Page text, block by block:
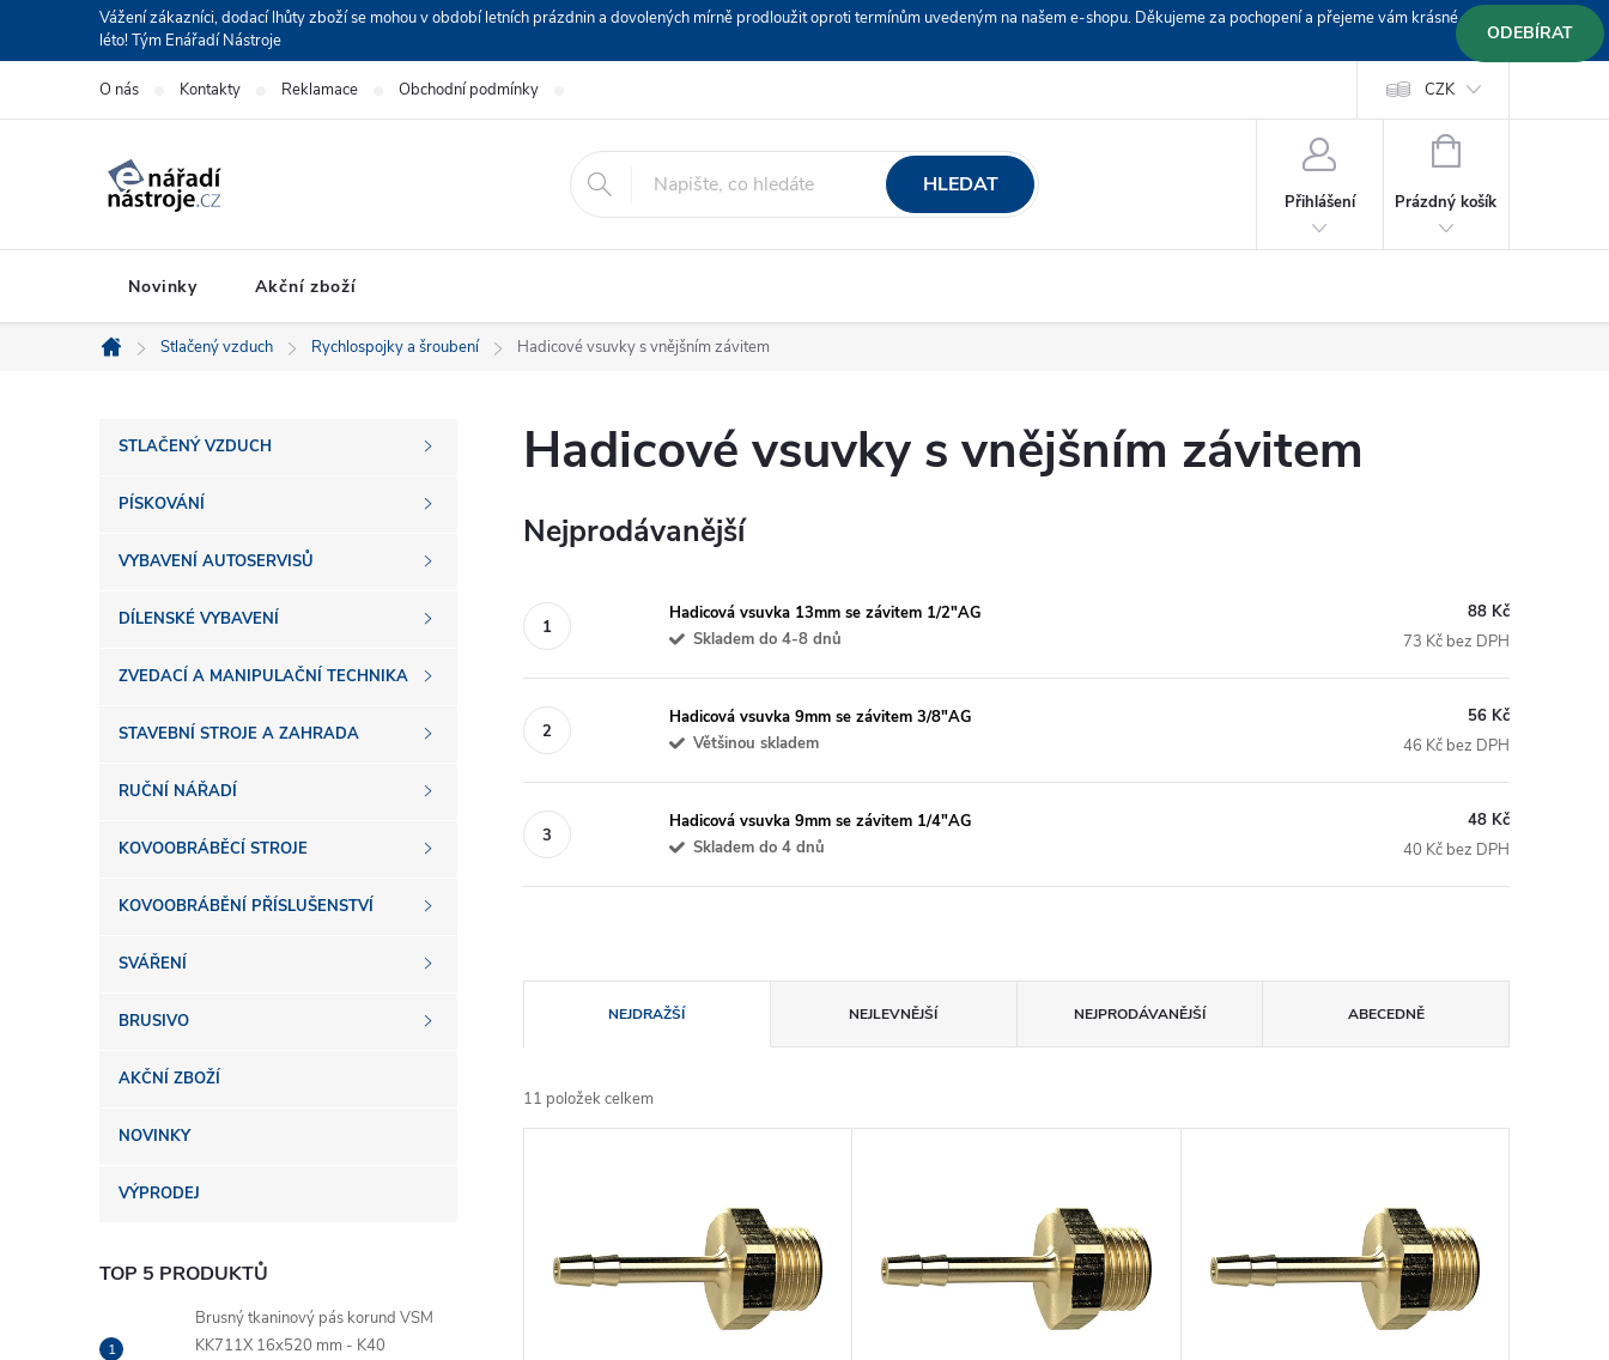
Vážení zákazníci, dodací lhůty zboží se mohou v období letních prázdnin a dovolených mírně prodloužit oproti termínům uvedeným na našem e-shopu. Děkujeme za pochopení a přejeme vám krásné
léto! Tým Enářadí Nástroje
O nás Kontakty Reklamace Obchodní podmínky Platba GoPay +420 603 319382
CZK
HLEDAT
Přihlášení
NÁKUPNÍ
Prázdný košík
Novinky Akční zboží
Domů
Stlačený vzduch Rychlospojky a šroubení Hadicové vsuvky s vnějšním závitem
P
o
s
a
n
n
p
a
n
STLAČENÝ VZDUCH
PÍSKOVÁNÍ
VYBAVENÍ AUTOSERVISŮ
DÍLENSKÉ VYBAVENÍ
ZVEDACÍ A MANIPULAČNÍ TECHNIKA
STAVEBNÍ STROJE A ZAHRADA
RUČNÍ NÁŘADÍ
KOVOOBRÁBĚCÍ STROJE
KOVOOBRÁBĚNÍ PŘÍSLUŠENSTVÍ
SVÁŘENÍ
BRUSIVO
AKČNÍ ZBOŽÍ
NOVINKY
VÝPRODEJ
TOP 5 PRODUKTŮ
Brusný tkaninový pás korund VSM
KK711X 16x520 mm - K40
ODEBÍRAT
Hadicové vsuvky s vnějšním závitem
Nejprodávanější
Hadicová vsuvka 13mm se závitem 1/2"AG
Skladem do 4-8 dnů
88 Kč
73 Kč bez DPH
Hadicová vsuvka 9mm se závitem 3/8"AG
Většinou skladem
56 Kč
46 Kč bez DPH
Hadicová vsuvka 9mm se závitem 1/4"AG
Skladem do 4 dnů
48 Kč
40 Kč bez DPH
a
z
NEJDRAŽŠÍ NEJLEVNĚJŠÍ NEJPRODÁVANĚJŠÍ ABECEDNĚ
11 položek celkem